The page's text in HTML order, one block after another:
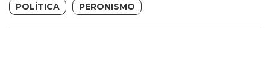
LOS
POLÍTICA PERONISMO